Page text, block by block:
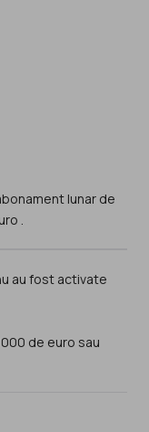
lunar de
.
au fost activate
de euro sau